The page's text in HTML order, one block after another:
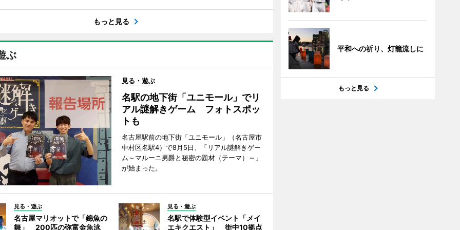
もっと見る
ぶ
見る・遊ぶ
名駅の地下街「ユニモール」でリ
アル謎解きゲーム フォトスポッ
トも
名古屋駅前の地下街「ユニモール」（名古屋市
中村区名駅4）で8月5日、「リアル謎解きゲー
ム～マルーニ男爵と秘密の題材（テーマ）～」
が始まった。
見る・遊ぶ
名古屋マリオットで「錦魚の
舞」 200匹の弥富金魚泳
見る・遊ぶ
名駅で体験型イベント「メイ
エキクエスト」 街中10拠点
平和への祈り、灯籠流しに
もっと見る